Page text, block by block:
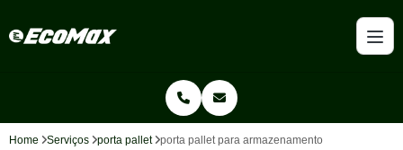
Home Serviços porta pallet porta pallet para armazenamento